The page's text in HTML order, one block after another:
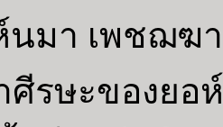
นมา เพชฌฆ
ศีรษะของยอ